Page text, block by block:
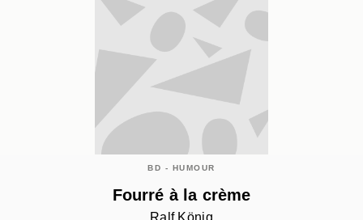
BD - HUMOUR
Fourré à la crème